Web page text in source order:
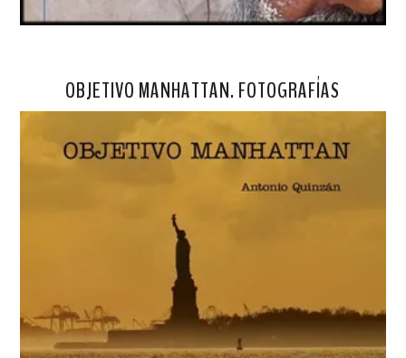
OBJETIVO MANHATTAN. FOTOGRAFÍAS